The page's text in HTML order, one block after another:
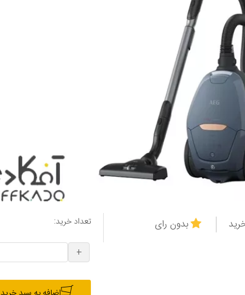
بدون رای تعداد خرید:
+